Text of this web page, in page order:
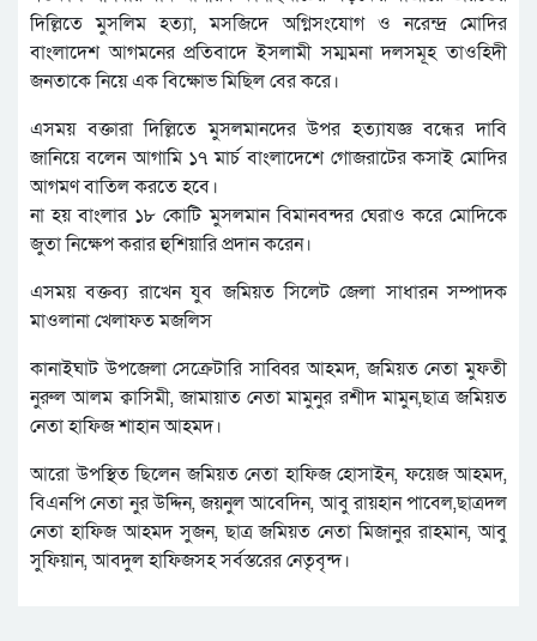
দিল্লিতে মুসলিম হত্যা, মসজিদে অগ্নিসংযোগ ও নরেন্দ্র মোদির
বাংলাদেশ আগমনের প্রতিবাদে ইসলামী সম্মমনা দলসমূহ তাওহিদী
জনতাকে নিয়ে এক বিক্ষোভ মিছিল বের করে।
এসময় বক্তারা দিল্লিতে মুসলমানদের উপর হত্যাযজ্ঞ বন্ধের দাবি
জানিয়ে বলেন আগামি ১৭ মার্চ বাংলাদেশে গোজরাটের কসাই মোদির
আগমণ বাতিল করতে হবে।
না হয় বাংলার ১৮ কোটি মুসলমান বিমানবন্দর ঘেরাও করে মোদিকে
জুতা নিক্ষেপ করার হুশিয়ারি প্রদান করেন।
এসময় বক্তব্য রাখেন যুব জমিয়ত সিলেট জেলা সাধারন সম্পাদক
মাওলানা খেলাফত মজলিস
কানাইঘাট উপজেলা সেক্রেটারি সাব্বির আহমদ, জমিয়ত নেতা মুফতী
নুরুল আলম ক্বাসিমী, জামায়াত নেতা মামুনুর রশীদ মামুন,ছাত্র জমিয়ত
নেতা হাফিজ শাহান আহমদ।
আরো উপস্থিত ছিলেন জমিয়ত নেতা হাফিজ হোসাইন, ফয়েজ আহমদ,
বিএনপি নেতা নুর উদ্দিন, জয়নুল আবেদিন, আবু রায়হান পাবেল,ছাত্রদল
নেতা হাফিজ আহমদ সুজন, ছাত্র জমিয়ত নেতা মিজানুর রাহমান, আবু
সুফিয়ান, আবদুল হাফিজসহ সর্বস্তরের নেতৃবৃন্দ।